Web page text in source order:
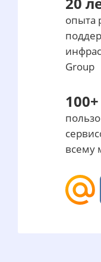
опыта
Group
всему